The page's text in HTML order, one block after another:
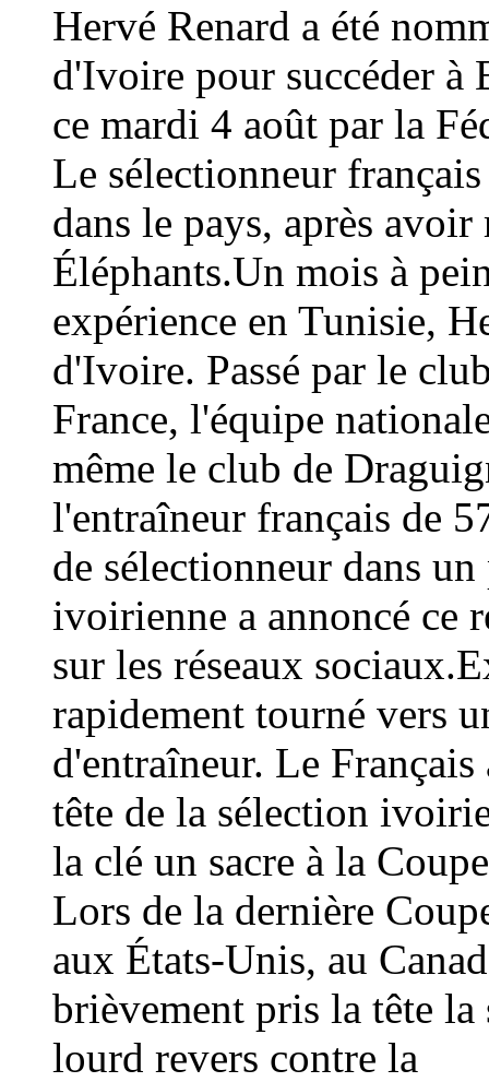
Hervé Renard a été
d'Ivoire pour succéder à
ce mardi 4 août par la
Le sélectionneur
dans le pays, après
Éléphants.Un mois à
expérience en Tunisie,
d'Ivoire. Passé par le
France, l'équipe
même le club de
l'entraîneur français de
de sélectionneur dans
ivoirienne a annoncé ce
sur les réseaux
rapidement tourné vers
d'entraîneur. Le
tête de la sélection
la clé un sacre à la
Lors de la dernière
aux États-Unis, au
brièvement pris la tête
lourd revers contre la